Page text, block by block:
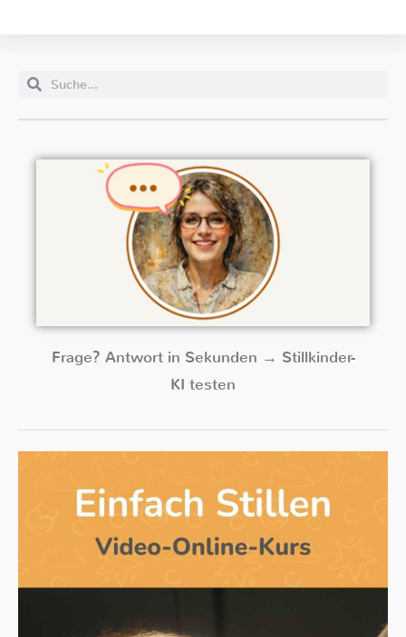
Frage? Antwort in Sekunden → Stillkinder-
KI testen